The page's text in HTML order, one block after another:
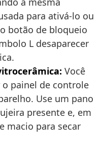
para ativá-lo ou
botão de bloqueio
L desaparecer
Você
painel de controle
Use um pano
presente e, em
macio para secar